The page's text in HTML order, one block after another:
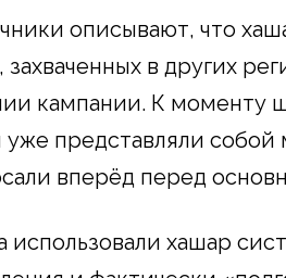
описывают, что
в других
кампании. К моменту
уже представляли
вперёд перед
использовали хашар